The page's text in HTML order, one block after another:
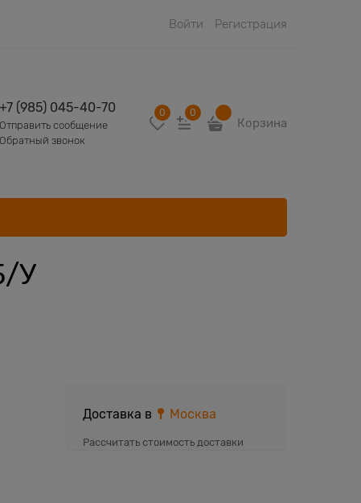
Войти Регистрация
+7 (985) 045-40-70
Отправить сообщение
Обратный звонок
0 0
Корзина
У
Доставка в Москва
Рассчитать стоимость доставки